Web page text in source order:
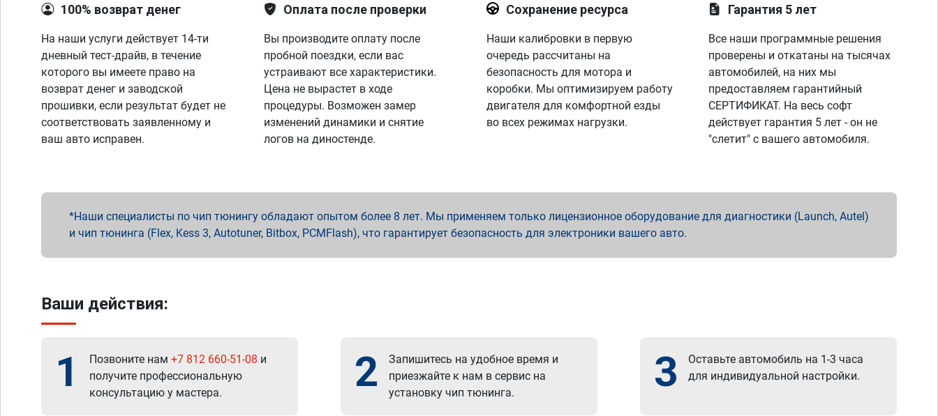
100% возврат денег
На наши услуги действует 14-ти
дневный тест-драйв, в течение
которого вы имеете право на
возврат денег и заводской
прошивки, если результат будет не
соответствовать заявленному и
ваш авто исправен.
Оплата после проверки
Вы производите оплату после
пробной поездки, если вас
устраивают все характеристики.
Цена не вырастет в ходе
процедуры. Возможен замер
изменений динамики и снятие
логов на диностенде.
Сохранение ресурса
Наши калибровки в первую
очередь рассчитаны на
безопасность для мотора и
коробки. Мы оптимизируем работу
двигателя для комфортной езды
во всех режимах нагрузки.
Гарантия 5 лет
Все наши программные решения
проверены и откатаны на тысячах
автомобилей, на них мы
предоставляем гарантийный
СЕРТИФИКАТ. На весь софт
действует гарантия 5 лет - он не
"слетит" с вашего автомобиля.
Наши специалисты по чип тюнингу обладают опытом более 8 лет. Мы применяем только лицензионное оборудование для диагностики (Launch, Autel)
и чип тюнинга (Flex, Kess 3, Autotuner, Bitbox, PCMFlash), что гарантирует безопасность для электроники вашего авто.
Ваши действия:
1 Позвоните нам +7 812 660-51-08 и
получите профессиональную
консультацию у мастера.
2
Запишитесь на удобное время и
приезжайте к нам в сервис на
установку чип тюнинга.
3
Оставьте автомобиль на 1-3 часа
для индивидуальной настройки.